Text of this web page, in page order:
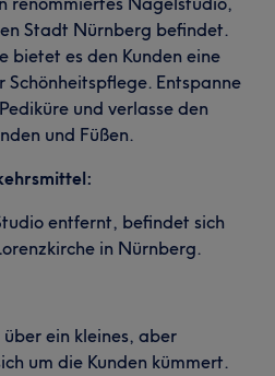
Stadt Nürnberg befindet.
bietet es den Kunden eine
Schönheitspflege. Entspanne
und verlasse den
und Füßen.
entfernt, befindet sich
in Nürnberg.
ein kleines, aber
um die Kunden kümmert.